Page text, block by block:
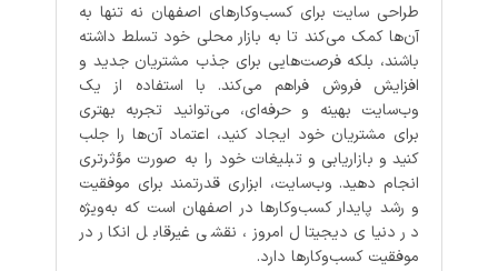
طراحی سایت برای کسب‌وکارهای اصفهان نه تنها به
آن‌ها کمک می‌کند تا به بازار محلی خود تسلط داشته
باشند، بلکه فرصت‌هایی برای جذب مشتریان جدید و
افزایش فروش فراهم می‌کند. با استفاده از یک
وب‌سایت بهینه و حرفه‌ای، می‌توانید تجربه بهتری
برای مشتریان خود ایجاد کنید، اعتماد آن‌ها را جلب
کنید و بازاریابی و تبلیغات خود را به صورت مؤثرتری
انجام دهید. وب‌سایت، ابزاری قدرتمند برای موفقیت
و رشد پایدار کسب‌وکارها در اصفهان است که به‌ویژه
در دنیای دیجیتال امروز، نقشی غیرقابل انکار در
موفقیت کسب‌وکارها دارد.